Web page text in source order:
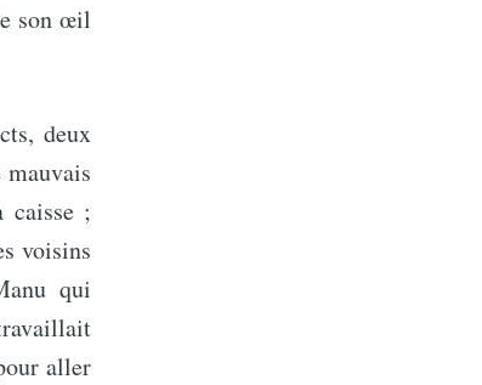
son œil
deux
caisse ;
voisins
qui
aller